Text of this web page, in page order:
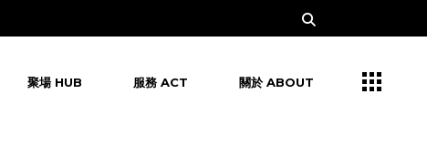
聚場 HUB 服務 ACT 關於 ABOUT